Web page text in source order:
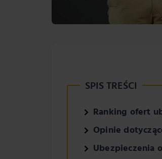
SPIS TREŚCI
Ranking ofert
Opinie
Ubezpieczenia